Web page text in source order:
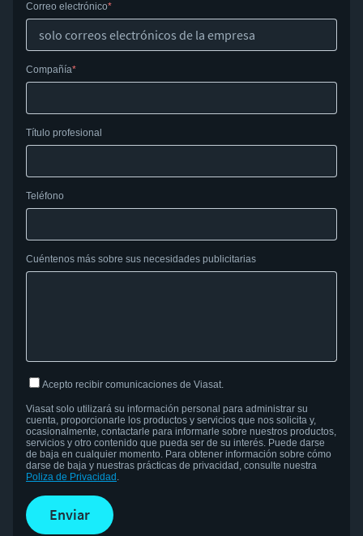
Correo electrónico
Compañía
Título profesional
Teléfono
Cuéntenos más sobre sus necesidades publicitarias
Acepto recibir comunicaciones de Viasat.
Viasat solo utilizará su información personal para administrar su
cuenta, proporcionarle los productos y servicios que nos solicita y,
ocasionalmente, contactarle para informarle sobre nuestros productos,
servicios y otro contenido que pueda ser de su interés. Puede darse
de baja en cualquier momento. Para obtener información sobre cómo
darse de baja y nuestras prácticas de privacidad, consulte nuestra
Po liza de Privacidad .
enviar